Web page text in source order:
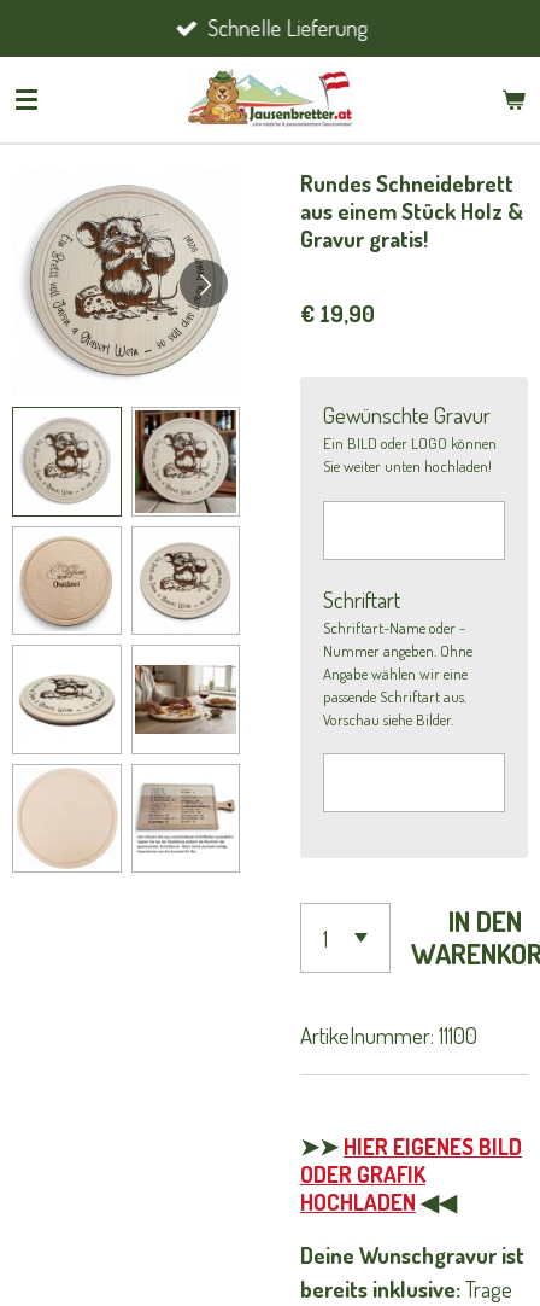
Hauptinhalt
springen
Schnelle Lieferung
Rundes Schneidebrett
aus einem Stück Holz &
Gravur gratis!
€ 19,90
Gewünschte Gravur
Ein BILD oder LOGO können
Sie weiter unten hochladen!
Schriftart
Schriftart-Name oder -
Nummer angeben. Ohne
Angabe wählen wir eine
passende Schriftart aus.
Vorschau siehe Bilder.
IN DEN
Artikelnummer: 11100
➤➤ HIER EIGENES BILD
ODER GRAFIK
HOCHLADEN ◀◀
Deine Wunschgravur ist
bereits inklusive:Trage